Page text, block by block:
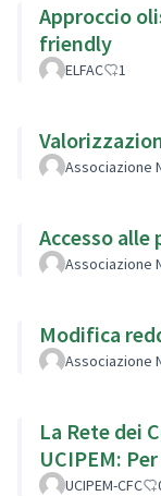
Approccio
friendly
ELFAC 1
Associazione
Accesso
Associazione
Modifica
Associazione
La Rete dei
UCIPEM:
UCIPEM-CFC